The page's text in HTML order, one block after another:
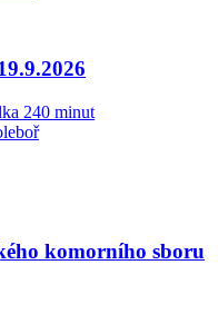
240 minut
komorního sboru